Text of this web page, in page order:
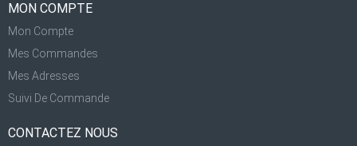
MON COMPTE
Mon Compte
Mes Commandes
Mes Adresses
Suivi De Commande
CONTACTEZ NOUS